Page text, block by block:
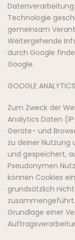
Technologie
gemeinsam
Weitergehende
durch Google
Google.
GOOGLE ANALYTICS
Zum Zweck der
Analytics Daten
Geräte- und
zu deiner
und gespeichert,
Pseudonymen
können Cookies
grundsätzlich
Grundlage einer